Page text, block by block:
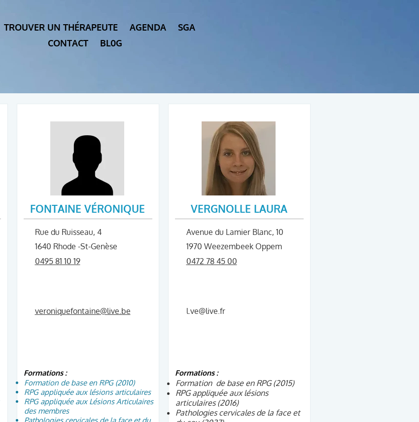
TROUVER UN THÉRAPEUTE AGENDA
SGA
CONTACT
BL0G
FONTAINE VÉRONIQUE
Rue du Ruisseau, 4
1640 Rhode -St-Genèse
0495 81 10 19
veroniquefontaine@live.be
Formations :
Formation de base en RPG (2010)
RPG appliquée aux lésions articulaires
RPG appliquée aux Lésions Articulaires
des membres
VERGNOLLE LAURA
Avenue du Lamier Blanc, 10
1970 Weezembeek Oppem
0472 78 45 00
l.ve@live.fr
Formations :
Formation de base en RPG (2015)
RPG appliquée aux lésions
articulaires (2016)
Pathologies cervicales de la face et